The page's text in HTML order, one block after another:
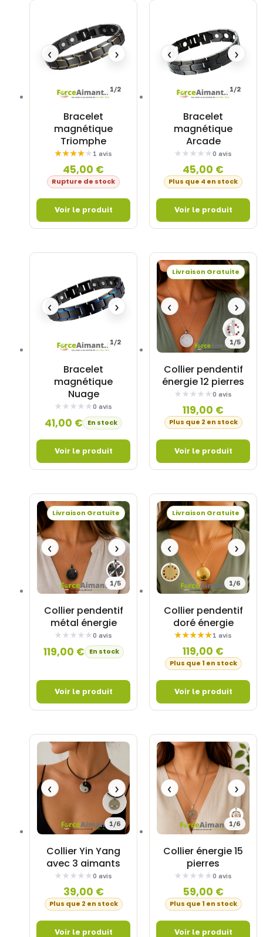
Bracelet
magnétique
Triomphe
1 avis
45,00 €
Rupture de stock
‹ ›
1/2
Bracelet
magnétique
Arcade
0 avis
45,00 €
Plus que 4 en stock
‹ ›
1/2
Bracelet
magnétique
Nuage
0 avis
41,00 € En stock
‹ ›
1/2
Collier pendentif
énergie 12 pierres
0 avis
119,00 €
Plus que 2 en stock
Livraison Gratuite
‹ ›
1/5
Collier pendentif
métal énergie
0 avis
119,00 € En stock
Livraison Gratuite
‹ ›
1/5
Collier pendentif
doré énergie
1 avis
119,00 €
Plus que 1 en stock
Livraison Gratuite
‹ ›
1/6
Collier Yin Yang
avec 3 aimants
0 avis
39,00 €
Plus que 2 en stock
‹ ›
1/6
Collier énergie 15
pierres
0 avis
59,00 €
Plus que 1 en stock
‹ ›
1/6